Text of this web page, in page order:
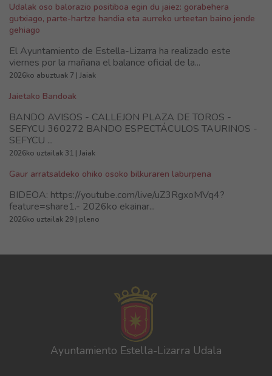
Udalak oso balorazio positiboa egin du jaiez: gorabehera
gutxiago, parte-hartze handia eta aurreko urteetan baino jende
gehiago
El Ayuntamiento de Estella-Lizarra ha realizado este
viernes por la mañana el balance oficial de la...
2026ko abuztuak 7 | Jaiak
Jaietako Bandoak
BANDO AVISOS - CALLEJON PLAZA DE TOROS -
SEFYCU 360272 BANDO ESPECTÁCULOS TAURINOS -
SEFYCU ...
2026ko uztailak 31 | Jaiak
Gaur arratsaldeko ohiko osoko bilkuraren laburpena
BIDEOA: https://youtube.com/live/uZ3RgxoMVq4?
feature=share1.- 2026ko ekainar...
2026ko uztailak 29 | pleno
Ayuntamiento Estella-Lizarra Udala